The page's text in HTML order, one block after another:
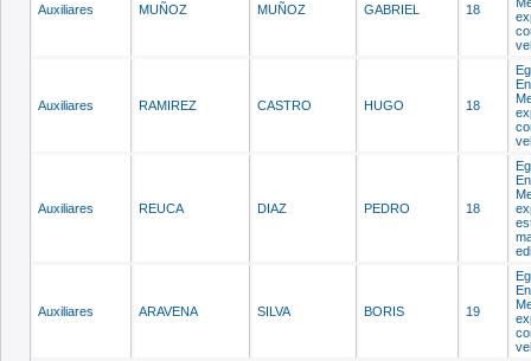
Auxiliares MUÑOZ MUÑOZ GABRIEL 18
Auxiliares RAMIREZ CASTRO HUGO 18
Auxiliares REUCA DIAZ PEDRO 18
Auxiliares ARAVENA SILVA BORIS 19